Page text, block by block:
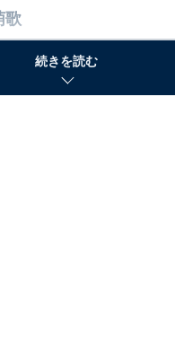
歌
続きを読む